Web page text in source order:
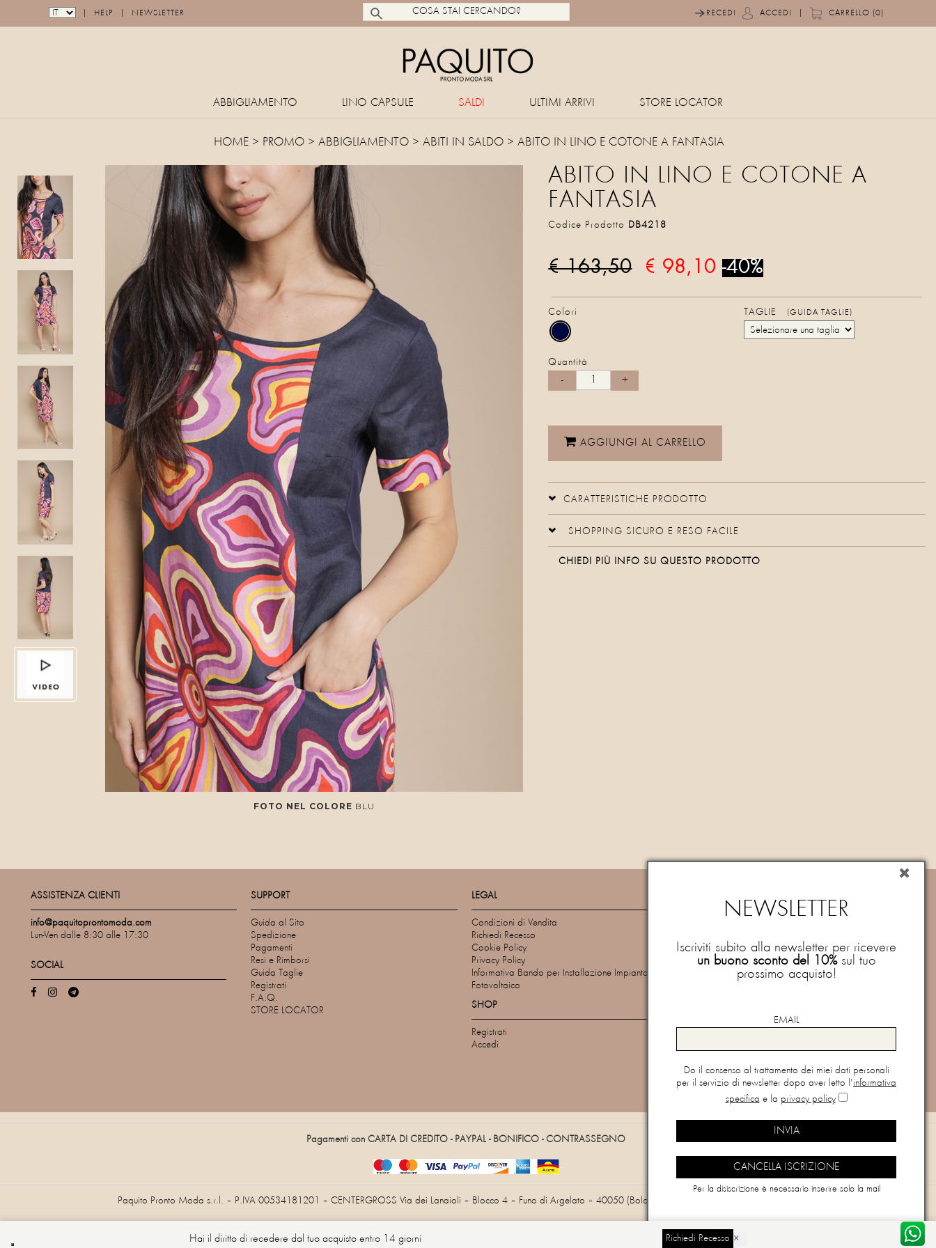
HELP NEWSLETTER RECEDI ACCEDI CARRELLO (0)
ABBIGLIAMENTO LINO CAPSULE SALDI ULTIMI ARRIVI STORE LOCATOR
HOME > PROMO > ABBIGLIAMENTO > ABITI IN SALDO > ABITO IN LINO E COTONE A FANTASIA
FOTO NEL COLORE BLU
ABITO IN LINO E COTONE A
FANTASIA
Codice Prodotto DB4218
€ 163,50 € 98,10 -40%
Colori TAGLIE (GUIDA TAGLIE)
Quantità
AGGIUNGI AL CARRELLO
CARATTERISTICHE PRODOTTO
SHOPPING SICURO E RESO FACILE
CHIEDI PIÙ INFO SU QUESTO PRODOTTO
ASSISTENZA CLIENTI
info@paquitoprontomoda.com
Lun-Ven dalle 8:30 alle 17:30
SOCIAL
SUPPORT
Guida al Sito
Spedizione
Pagamenti
Resi e Rimborsi
Guida Taglie
Registrati
F.A.Q.
STORE LOCATOR
LEGAL
Condizioni di Vendita
Richiedi Recesso
Cookie Policy
Privacy Policy
Informativa Bando per Installazione Impianto
Fotovoltaico
SHOP
Registrati
Accedi
acquisto!
servizio di newsletter dopo aver letto l'
laprivacy policy
Vuoi cancellarti dalla newsletter? Clicca qui
Pagamenti con CARTA DI CREDITO - PAYPAL - BONIFICO - CONTRASSEGNO
Paquito Pronto Moda s.r.l. – P.IVA 00534181201 – CENTERGROSS Via dei Lanaioli – Blocco 4 – Funo di Argelato – 40050 (Bologna) - Email
NEWSLETTER
Iscriviti subito alla newsletter per ricevere
un buono sconto del 10%sul tuo
prossimo acquisto!
EMAIL
Do il consenso al trattamento dei miei dati personali
per il servizio di newsletter dopo aver letto l' informativa
specifica e la privacy policy
Per la disiscrizione è necessario inserire solo la mail
Hai il diritto di recedere dal tuo acquisto entro 14 giorni Richiedi Recesso ×
Informativa sulla raccolta